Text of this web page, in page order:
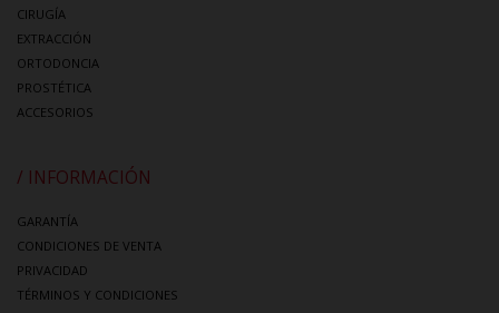
CIRUGÍA
EXTRACCIÓN
ORTODONCIA
PROSTÉTICA
ACCESORIOS
/ INFORMACIÓN
GARANTÍA
CONDICIONES DE VENTA
PRIVACIDAD
TÉRMINOS Y CONDICIONES